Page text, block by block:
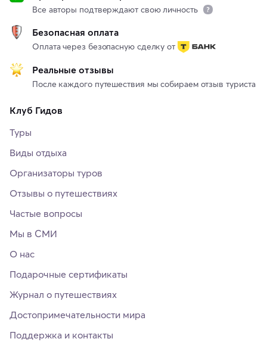
Все авторы подтверждают свою личность
Безопасная оплата
Оплата через безопасную сделку от
Реальные отзывы
После каждого путешествия мы собираем отзыв туриста
Клуб Гидов
Туры
Виды отдыха
Организаторы туров
Отзывы о путешествиях
Частые вопросы
Мы в СМИ
О нас
Подарочные сертификаты
Журнал о путешествиях
Достопримечательности мира
Поддержка и контакты